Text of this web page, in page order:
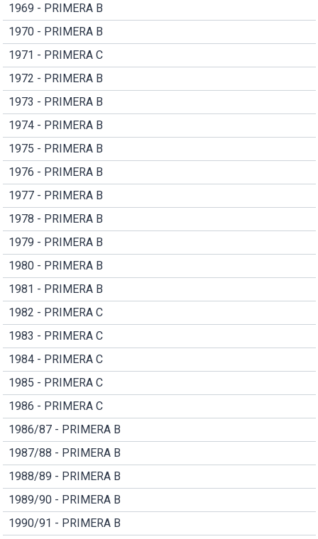
1969 - PRIMERA B
1970 - PRIMERA B
1971 - PRIMERA C
1972 - PRIMERA B
1973 - PRIMERA B
1974 - PRIMERA B
1975 - PRIMERA B
1976 - PRIMERA B
1977 - PRIMERA B
1978 - PRIMERA B
1979 - PRIMERA B
1980 - PRIMERA B
1981 - PRIMERA B
1982 - PRIMERA C
1983 - PRIMERA C
1984 - PRIMERA C
1985 - PRIMERA C
1986 - PRIMERA C
1986/87 - PRIMERA B
1987/88 - PRIMERA B
1988/89 - PRIMERA B
1989/90 - PRIMERA B
1990/91 - PRIMERA B